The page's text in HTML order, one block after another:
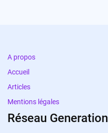
A propos
Accueil
Articles
Mentions légales
Réseau Generation